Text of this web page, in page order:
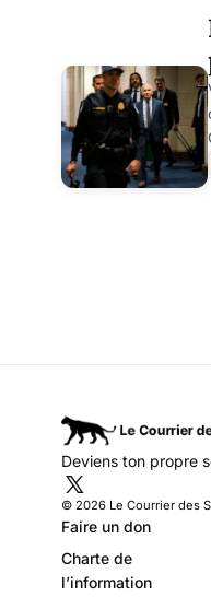
Deviens ton propre
© 2026 Le Courrier des
Faire un don
Charte de
l’information